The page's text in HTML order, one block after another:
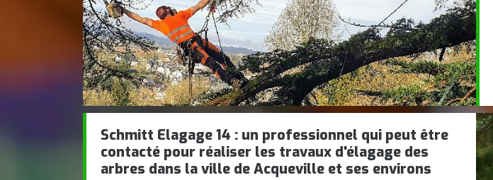
Schmitt Elagage 14 : un professionnel qui peut être
contacté pour réaliser les travaux d'élagage des
arbres dans la ville de Acqueville et ses environs